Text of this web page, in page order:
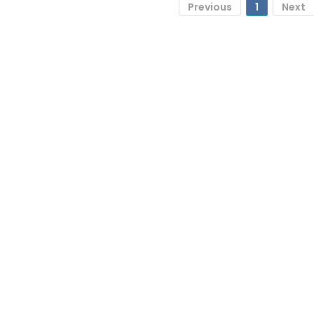
Previous 1 Next